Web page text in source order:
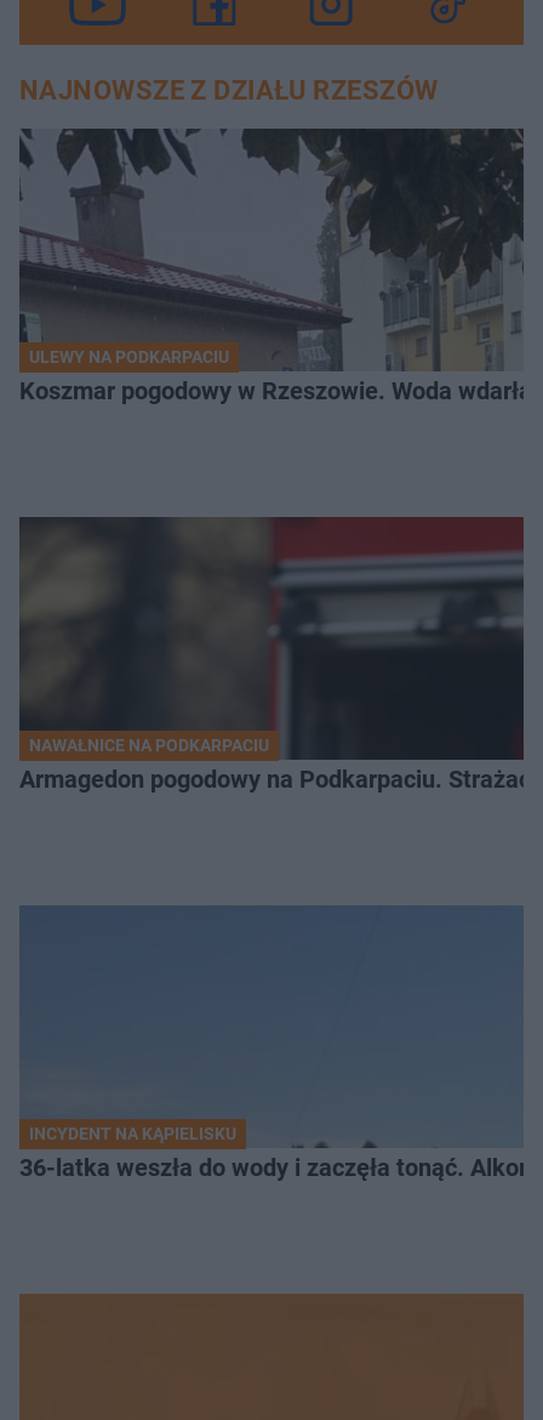
NAJNOWSZE Z DZIAŁU RZESZÓW
ULEWY NA PODKARPACIU
Koszmar pogodowy w Rzeszowie. Woda
NAWAŁNICE NA PODKARPACIU
Armagedon pogodowy na Podkarpaciu.
INCYDENT NA KĄPIELISKU
36-latka weszła do wody i zaczęła tonąć.